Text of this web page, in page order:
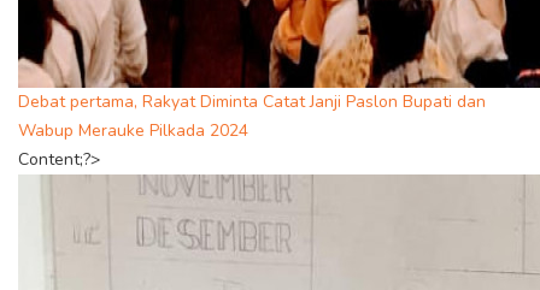
Debat pertama, Rakyat Diminta Catat Janji Paslon Bupati dan
Wabup Merauke Pilkada 2024
Content;?>